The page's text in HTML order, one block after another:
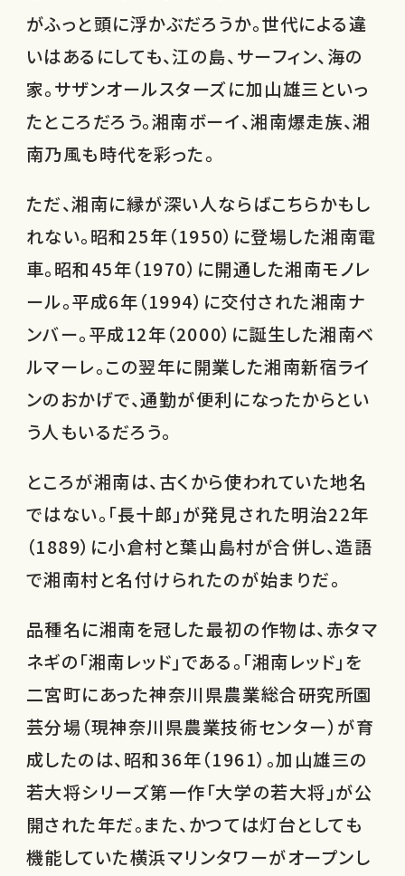
がふっと頭に浮かぶだろうか。世代による違
いはあるにしても、江の島、サーフィン、海の
家。サザンオールスターズに加山雄三といっ
たところだろう。湘南ボーイ、湘南爆走族、湘
南乃風も時代を彩った。
ただ、湘南に縁が深い人ならばこちらかもし
れない。昭和25年（1950）に登場した湘南電
車。昭和45年（1970）に開通した湘南モノレ
ール。平成6年（1994）に交付された湘南ナ
ンバー。平成12年（2000）に誕生した湘南ベ
ルマーレ。この翌年に開業した湘南新宿ライ
ンのおかげで、通勤が便利になったからとい
う人もいるだろう。
ところが湘南は、古くから使われていた地名
ではない。「長十郎」が発見された明治22年
（1889）に小倉村と葉山島村が合併し、造語
で湘南村と名付けられたのが始まりだ。
品種名に湘南を冠した最初の作物は、赤タマ
ネギの「湘南レッド」である。「湘南レッド」を
二宮町にあった神奈川県農業総合研究所園
芸分場（現神奈川県農業技術センター）が育
成したのは、昭和36年（1961）。加山雄三の
若大将シリーズ第一作「大学の若大将」が公
開された年だ。また、かつては灯台としても
機能していた横浜マリンタワーがオープンし